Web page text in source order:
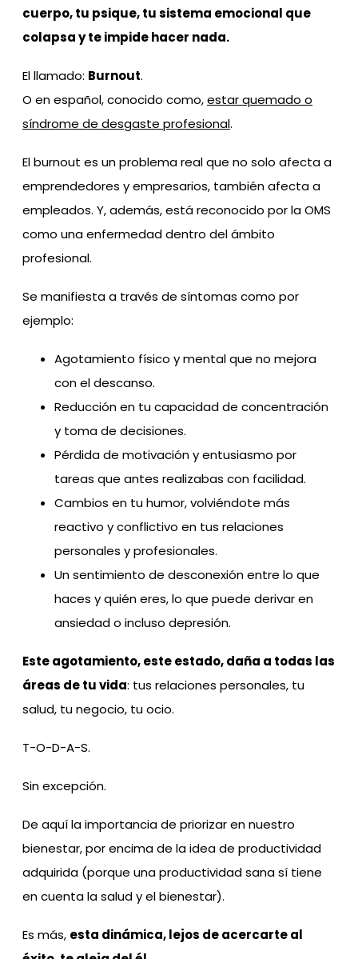
cuerpo, tu psique, tu sistema emocional que
colapsa y te impide hacer nada.
El llamado: Burnout.
O en español, conocido como,estar quemado o
síndrome de desgaste profesional.
El burnout es un problema real que no solo afecta a
emprendedores y empresarios, también afecta a
empleados. Y, además, está reconocido por la OMS
como una enfermedad dentro del ámbito
profesional.
Se manifiesta a través de síntomas como por
ejemplo:
Agotamiento físico y mental que no mejora
con el descanso.
Reducción en tu capacidad de concentración
y toma de decisiones.
Pérdida de motivación y entusiasmo por
tareas que antes realizabas con facilidad.
Cambios en tu humor, volviéndote más
reactivo y conflictivo en tus relaciones
personales y profesionales.
Un sentimiento de desconexión entre lo que
haces y quién eres, lo que puede derivar en
ansiedad o incluso depresión.
Este agotamiento, este estado, daña a todas las
áreas de tu vida: tus relaciones personales, tu
salud, tu negocio, tu ocio.
T-O-D-A-S.
Sin excepción.
De aquí la importancia de priorizar en nuestro
bienestar, por encima de la idea de productividad
adquirida (porque una productividad sana sí tiene
en cuenta la salud y el bienestar).
Es más, esta dinámica, lejos de acercarte al